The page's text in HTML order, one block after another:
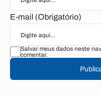
E-mail (Obrigatório)
Salvar meus dados neste
comentar.